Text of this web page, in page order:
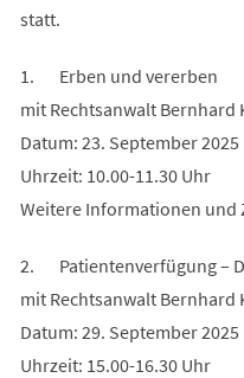
statt.
1. Erben und vererben
mit Rechtsanwalt Bernhard
Datum: 23. September 2025
Uhrzeit: 10.00-11.30 Uhr
Weitere Informationen und
2. Patientenverfügung –
mit Rechtsanwalt Bernhard
Datum: 29. September 2025
Uhrzeit: 15.00-16.30 Uhr